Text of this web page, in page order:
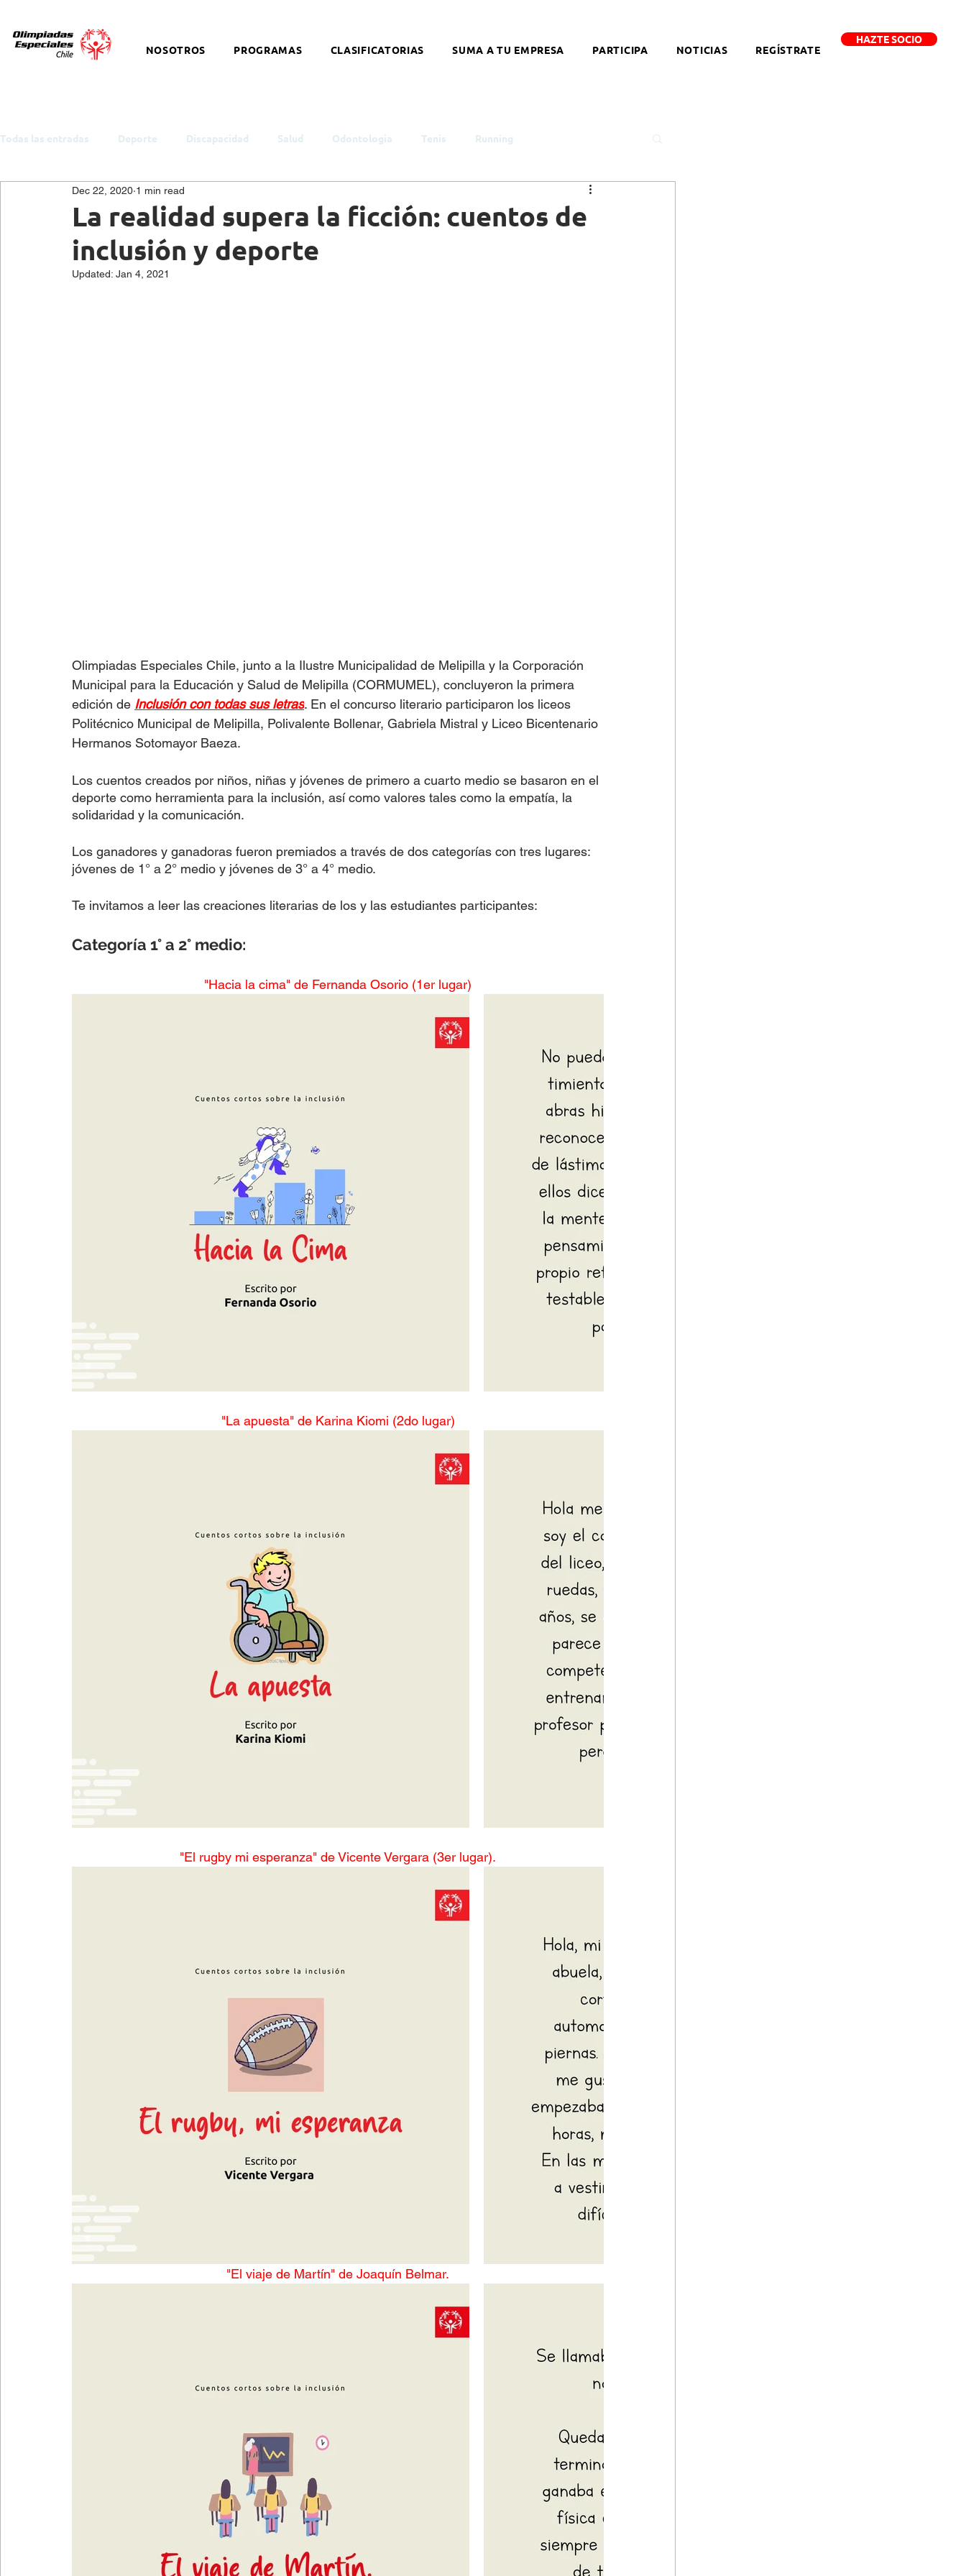
NOSOTROS PROGRAMAS CLASIFICATORIAS SUMA A TU EMPRESA PARTICIPA NOTICIAS REGÍSTRATE
HAZTE SOCIO
Todas las entradas Deporte Discapacidad Salud Odontologia Tenis Running
ODS y Política Pública Empleo Género
Snowboard Equitación Discapacidad Intelectual
La realidad supera la ficción: cuentos de
inclusión y deporte
Dec 22, 2020 1 min read
Updated: Jan 4, 2021
Olimpiadas Especiales Chile, junto a la Ilustre Municipalidad de Melipilla y la Corporación
Municipal para la Educación y Salud de Melipilla (CORMUMEL), concluyeron la primera
edición de Inclusión con todas sus letras. En el concurso literario participaron los liceos
Politécnico‌ ‌Municipal‌ ‌de‌ ‌Melipilla,‌ ‌Polivalente‌ ‌Bollenar,‌ ‌Gabriela‌ ‌Mistral‌ ‌y‌ ‌Liceo‌ ‌Bicentenario
Hermanos‌ ‌Sotomayor‌ Baeza.
Los cuentos creados por niños, niñas y jóvenes de primero a cuarto medio se basaron en el
deporte como herramienta para la inclusión, así como valores tales como la empatía, la
solidaridad y la comunicación.
Los ganadores y ganadoras fueron premiados a través de dos categorías con tres lugares:
jóvenes de 1° a 2° medio y jóvenes de 3° a 4° medio.
Te invitamos a leer las creaciones literarias de los y las estudiantes participantes:
Categoría 1° a 2° medio:
"Hacia la cima" de Fernanda Osorio (1er lugar)
"La apuesta" de Karina Kiomi (2do lugar)
"El rugby mi esperanza" de Vicente Vergara (3er lugar).
"El viaje de Martín" de Joaquín Belmar.